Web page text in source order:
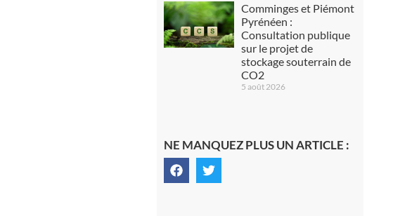
Comminges et Piémont
Pyrénéen :
Consultation publique
sur le projet de
stockage souterrain de
CO2
5 août 2026
NE MANQUEZ PLUS UN ARTICLE :